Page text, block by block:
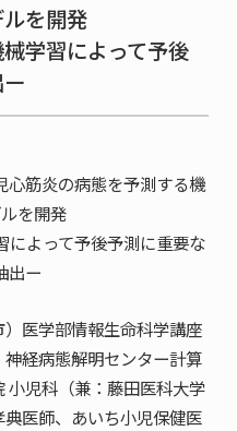
ル
ップ
お問い
合わせ
領域棟
ENGLISH
地域・一般の方へ
を開発
学習によって予後
心筋炎の病態を予測する機
を開発
によって予後予測に重要な
出ー
医学部情報生命科学講座
経病態解明センター計算
小児科（兼：藤田医科大学
医師、あいち小児保健医